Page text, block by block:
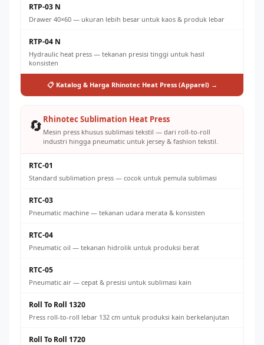
RTP-03 N
Drawer 40×60 — ukuran lebih besar untuk kaos & produk lebar
RTP-04 N
Hydraulic heat press — tekanan presisi tinggi untuk hasil
konsisten
📋 Katalog & Harga Rhinotec Heat Press (Apparel) →
🔄 Rhinotec Sublimation Heat Press
Mesin press khusus sublimasi tekstil — dari roll-to-roll
industri hingga pneumatic untuk jersey & fashion tekstil.
RTC-01
Standard sublimation press — cocok untuk pemula sublimasi
RTC-03
Pneumatic machine — tekanan udara merata & konsisten
RTC-04
Pneumatic oil — tekanan hidrolik untuk produksi berat
RTC-05
Pneumatic air — cepat & presisi untuk sublimasi kain
Roll To Roll 1320
Press roll-to-roll lebar 132 cm untuk produksi kain berkelanjutan
Roll To Roll 1720